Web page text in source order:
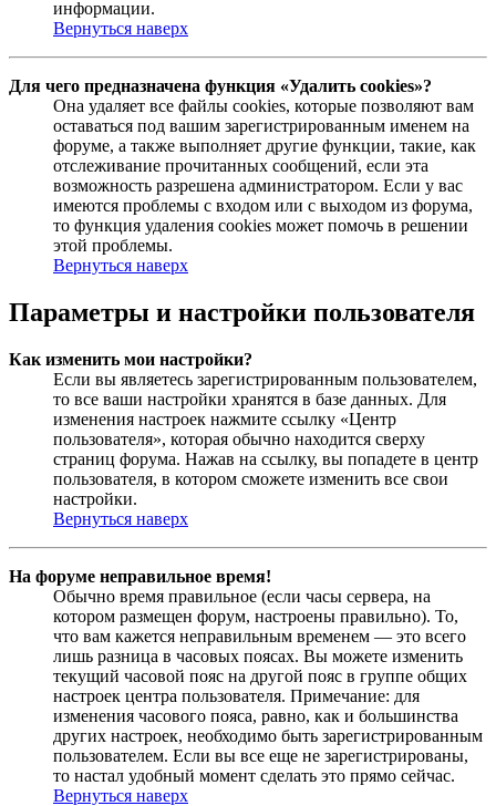
информации.
Вернуться наверх
Для чего предназначена функция «Удалить cookies»?
Она удаляет все файлы cookies, которые позволяют вам
оставаться под вашим зарегистрированным именем на
форуме, а также выполняет другие функции, такие, как
отслеживание прочитанных сообщений, если эта
возможность разрешена администратором. Если у вас
имеются проблемы с входом или с выходом из форума,
то функция удаления cookies может помочь в решении
этой проблемы.
Вернуться наверх
Параметры и настройки пользователя
Как изменить мои настройки?
Если вы являетесь зарегистрированным пользователем,
то все ваши настройки хранятся в базе данных. Для
изменения настроек нажмите ссылку «Центр
пользователя», которая обычно находится сверху
страниц форума. Нажав на ссылку, вы попадете в центр
пользователя, в котором сможете изменить все свои
настройки.
Вернуться наверх
На форуме неправильное время!
Обычно время правильное (если часы сервера, на
котором размещен форум, настроены правильно). То,
что вам кажется неправильным временем — это всего
лишь разница в часовых поясах. Вы можете изменить
текущий часовой пояс на другой пояс в группе общих
настроек центра пользователя. Примечание: для
изменения часового пояса, равно, как и большинства
других настроек, необходимо быть зарегистрированным
пользователем. Если вы все еще не зарегистрированы,
то настал удобный момент сделать это прямо сейчас.
Вернуться наверх